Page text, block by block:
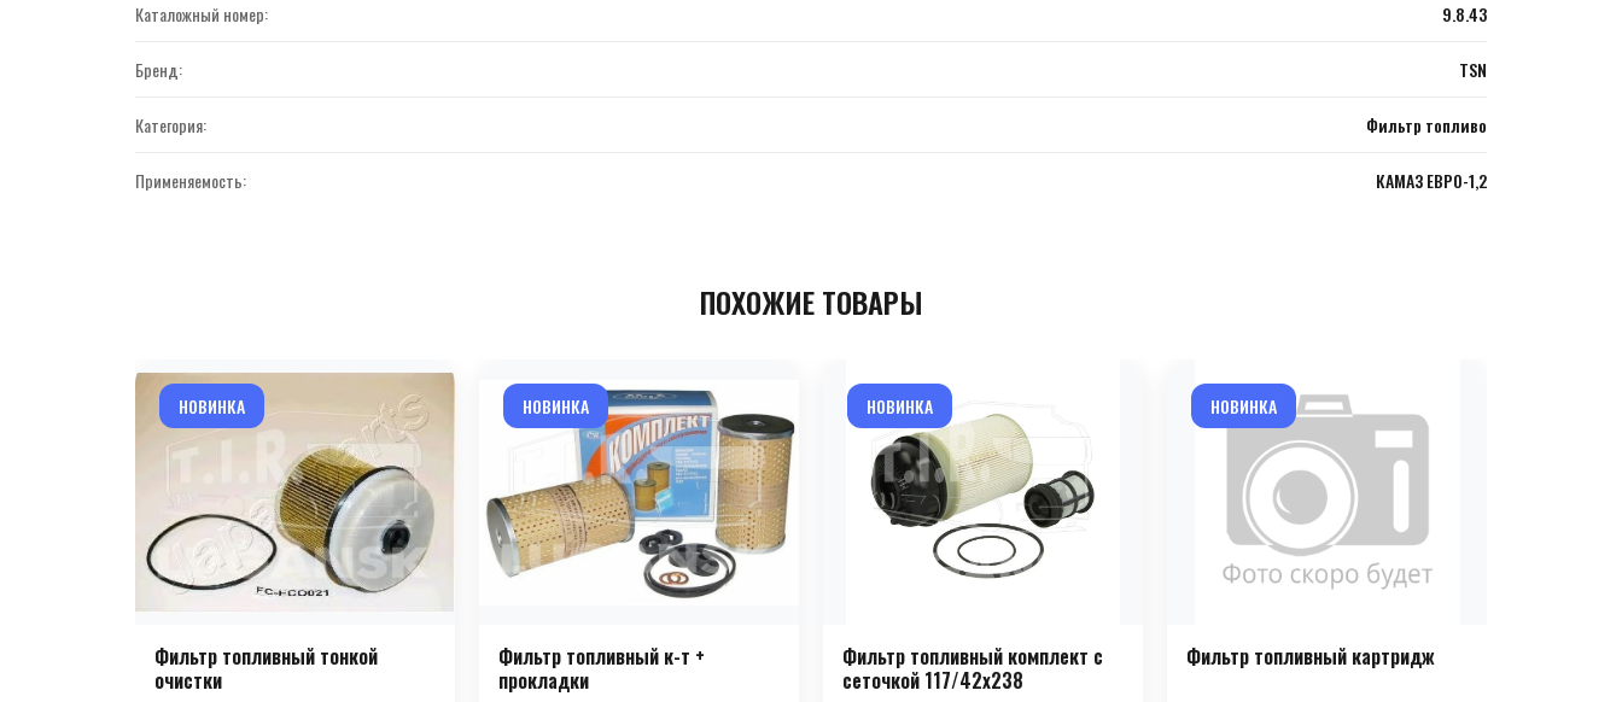
Каталожный номер: 9.8.43
Бренд: TSN
Категория: Фильтр топливо
Применяемость: КАМАЗ ЕВРО-1,2
ПОХОЖИЕ ТОВАРЫ
НОВИНКА
Фильтр топливный тонкой
очистки
НОВИНКА
Фильтр топливный к-т +
прокладки
НОВИНКА
Фильтр топливный комплект с
сеточкой 117/42x238
НОВИНКА
Фильтр топливный картридж